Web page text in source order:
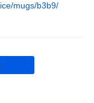
mugs/b3b9/